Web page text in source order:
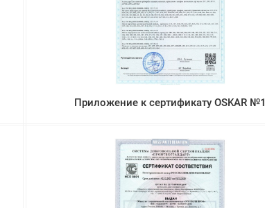
Приложение к сертификату OSKAR №1